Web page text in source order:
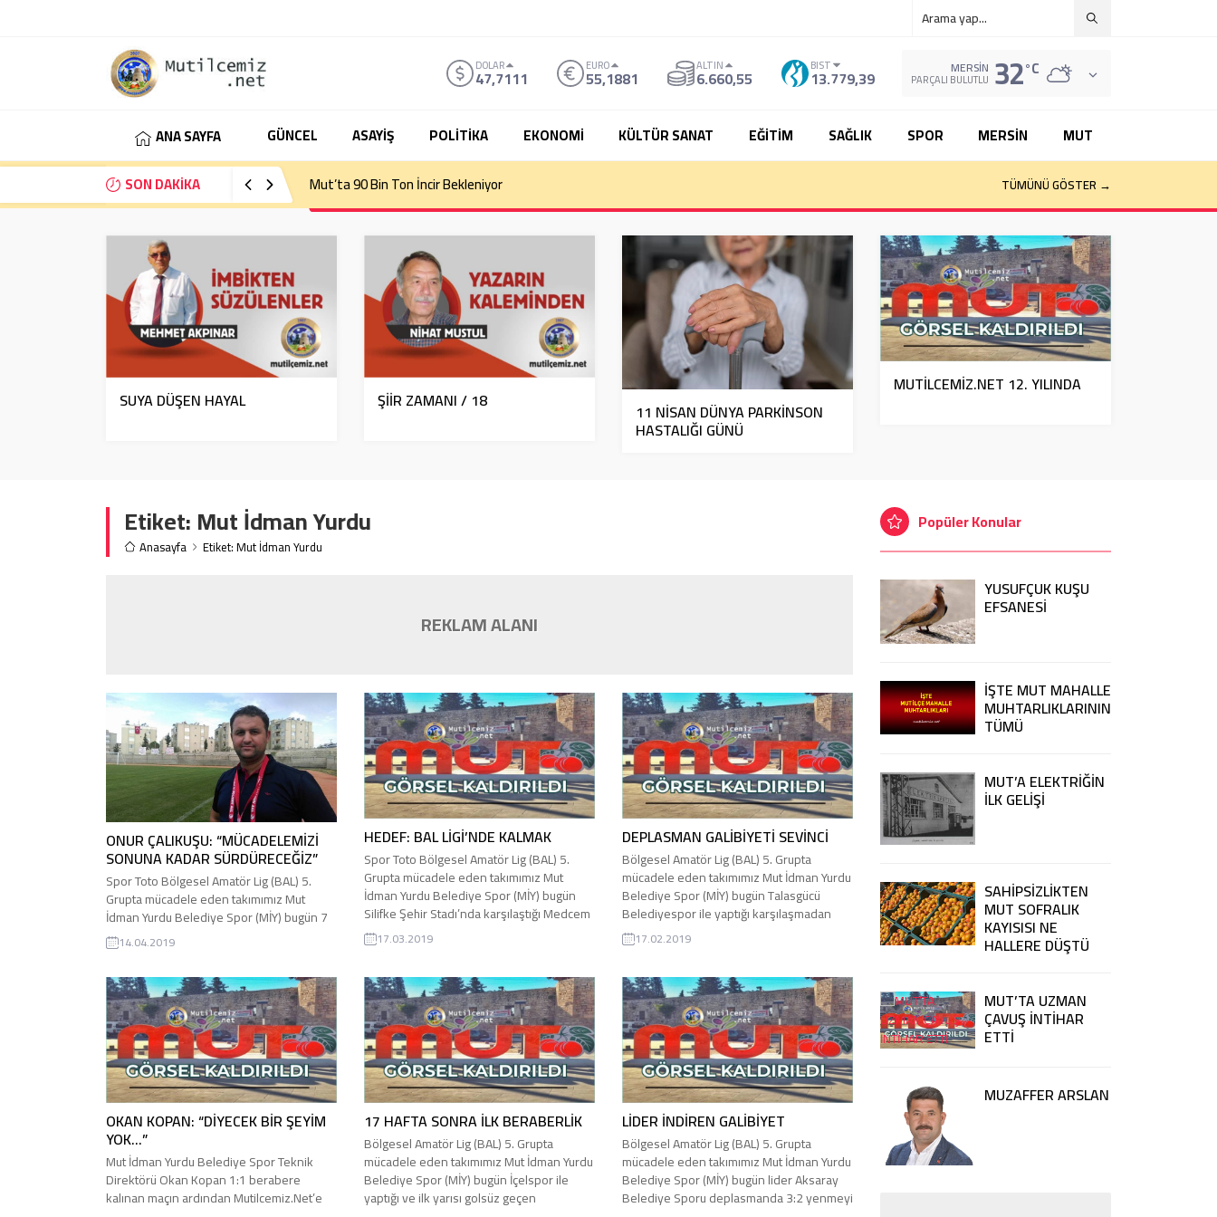
DOLAR
47,7111 EURO
55,1881 ALTIN
6.660,55 BIST
13.779,39 MERSIN
PARÇALI BULUTLU 32°C
ANA SAYFA GÜNCEL ASAYİŞ POLİTİKA EKONOMİ KÜLTÜR SANAT EĞİTİM SAĞLIK SPOR MERSİN
MUT
SON DAKİKA
Mut’ta 90 Bin Ton İncir Bekleniyor TÜMÜNÜ GÖSTER →
SUYA DÜŞEN HAYAL ŞİİR ZAMANI / 18 11 NİSAN DÜNYA PARKİNSON
HASTALIĞI GÜNÜ
MUTİLCEMİZ.NET 12. YILINDA
Etiket:Mut İdman Yurdu
Anasayfa Etiket: Mut İdman Yurdu
REKLAM ALANI
ONUR ÇALIKUŞU: “MÜCADELEMİZİ
SONUNA KADAR SÜRDÜRECEĞİZ”
Spor Toto Bölgesel Amatör Lig (BAL) 5.
Grupta mücadele eden takımımız Mut
İdman Yurdu Belediye Spor (MİY) bugün 7
Mart Kadirli Demirspor ile deplasmanda
ikinci yarısını 10 kişi oynadığı maçı da
kazandı. Mut İdman Yurdu Belediye Spor
Teknik Direktörü Onur Çalıkuşu 3:1’lik
galibiyetin ardından Mutilcemiz.Net’e
önemli açıklamalarda bulundu. Onur
Çalıkuşu yaptığı açıklamada: “Deplasmanda
oynadığımız...
14.04.2019
HEDEF: BAL LİGİ’NDE KALMAK
Spor Toto Bölgesel Amatör Lig (BAL) 5.
Grupta mücadele eden takımımız Mut
İdman Yurdu Belediye Spor (MİY) bugün
Silifke Şehir Stadı’nda karşılaştığı Medcem
Silifke Belediyespor ile 1:1 berabere kaldı.
MAÇTAN ÖNCE: Mut İdman Yurdu
gurubu takımımızı yine yalnız bırakmadı.
Medcem Silifke Belediyespor Yengeç
taraftar gurubu ile...
17.03.2019
DEPLASMAN GALİBİYETİ SEVİNCİ
Bölgesel Amatör Lig (BAL) 5. Grupta
mücadele eden takımımız Mut İdman Yurdu
Belediye Spor (MİY) bugün Talasgücü
Belediyespor ile yaptığı karşılaşmadan
galibiyetle ayrıldı. Takımımız Mut İdman
Yurdu Belediye Spor (MİY) deplasmanda
sporu; Emrecan Özbay’ın 87’ci dakikada
kırmızı kart görmesi ve takımın geriye
kalan dakikalarda bir kişi...
17.02.2019
OKAN KOPAN: “DİYECEK BİR ŞEYİM
YOK…”
Mut İdman Yurdu Belediye Spor Teknik
Direktörü Okan Kopan 1:1 berabere
kalınan maçın ardından Mutilcemiz.Net’e
17 HAFTA SONRA İLK BERABERLİK
Bölgesel Amatör Lig (BAL) 5. Grupta
mücadele eden takımımız Mut İdman Yurdu
Belediye Spor (MİY) bugün İçelspor ile
yaptığı ve ilk yarısı golsüz geçen
LİDER İNDİREN GALİBİYET
Bölgesel Amatör Lig (BAL) 5. Grupta
mücadele eden takımımız Mut İdman Yurdu
Belediye Spor (MİY) bugün lider Aksaray
Belediye Sporu deplasmanda 3:2 yenmeyi
Popüler Konular
YUSUFÇUK KUŞU
EFSANESİ
İŞTE MUT MAHALLE
MUHTARLIKLARININ
TÜMÜ
MUT’A ELEKTRİĞİN
İLK GELİŞİ
SAHİPSİZLİKTEN
MUT SOFRALIK
KAYISISI NE
HALLERE DÜŞTÜ
MUT’TA UZMAN
ÇAVUŞ İNTİHAR
ETTİ
MUZAFFER ARSLAN